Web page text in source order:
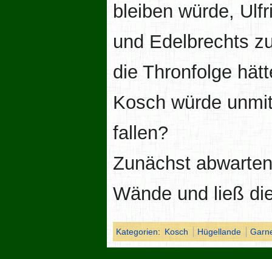
bleiben würde,
und Edelbrechts
die Thronfolge
Kosch würde
fallen?
Zunächst
Wände und ließ
Kategorien: Kosch Hügellande